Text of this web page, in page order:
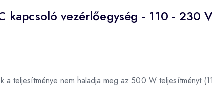
kapcsoló vezérlőegység - 110 - 230
a teljesítménye nem haladja meg az 500 W teljesítményt